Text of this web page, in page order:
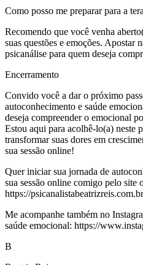
Como posso me preparar para a
Recomendo que você venha
suas questões e emoções. Apostar
psicanálise para quem deseja
Encerramento
Convido você a dar o próximo
autoconhecimento e saúde
deseja compreender o emocional
Estou aqui para acolhê-lo(a) neste
transformar suas dores em
sua sessão online!
Quer iniciar sua jornada de
sua sessão online comigo pelo site
https://
Me acompanhe também no
saúde emocional: https://
B